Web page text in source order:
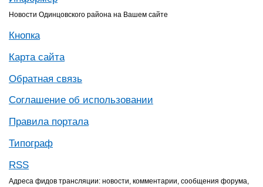
Новости Одинцовского района на Вашем сайте
Кнопка
Карта сайта
Обратная связь
Соглашение об использовании
Правила портала
Типограф
RSS
Адреса фидов трансляции: новости, комментарии, сообщения форума,